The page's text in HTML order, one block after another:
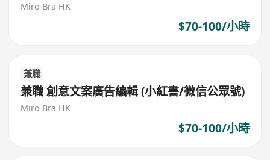
Miro Bra HK
$70-100/小時
兼職
兼職 創意文案廣告編輯 (小紅書/微信公眾號)
Miro Bra HK
$70-100/小時